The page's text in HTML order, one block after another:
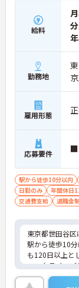
給料
分
勤務地
雇用形態
応募要件 ■
駅から徒歩10分以内
日勤のみ
年間休日
交通費支給
退職金
東京都世田谷区
駅から徒歩10
も120日以上と
ワークライフ
です◎嬉しい賞